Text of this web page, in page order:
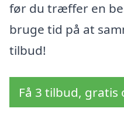
før du træffer en
bruge tid på at
tilbud!
Få 3 tilbud,